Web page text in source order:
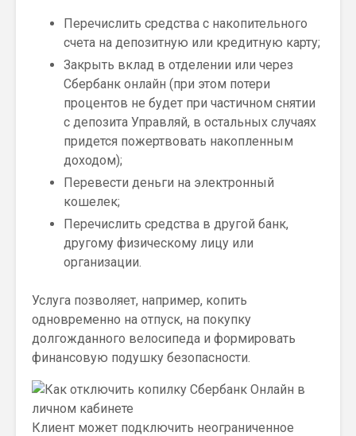
Перечислить средства с накопительного
счета на депозитную или кредитную карту;
Закрыть вклад в отделении или через
Сбербанк онлайн (при этом потери
процентов не будет при частичном снятии
с депозита Управляй, в остальных случаях
придется пожертвовать накопленным
доходом);
Перевести деньги на электронный
кошелек;
Перечислить средства в другой банк,
другому физическому лицу или
организации.
Услуга позволяет, например, копить
одновременно на отпуск, на покупку
долгожданного велосипеда и формировать
финансовую подушку безопасности.
Клиент может подключить неограниченное